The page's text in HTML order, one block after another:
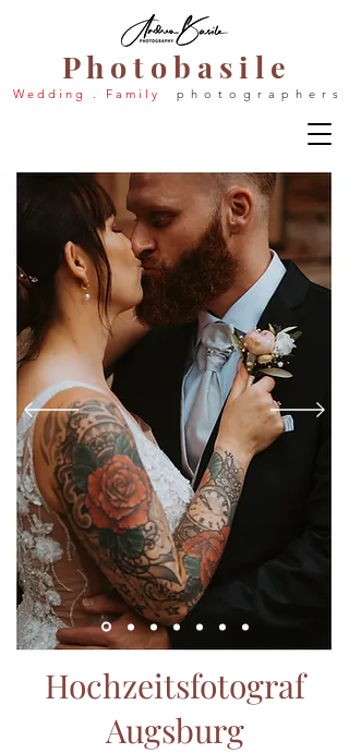
P h o t o b a s i l e
W e d d i n g . F a m i l y p h o t o g r a p h e r s
Hochzeitsfotograf
Augsburg